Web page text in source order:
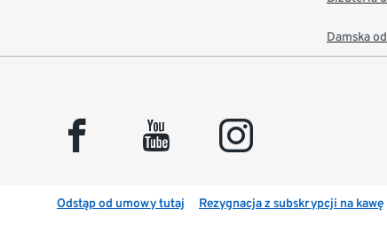
Damska
facebook youtube instagram
Odstąp od umowy tutaj Rezygnacja z subskrypcji na kawę